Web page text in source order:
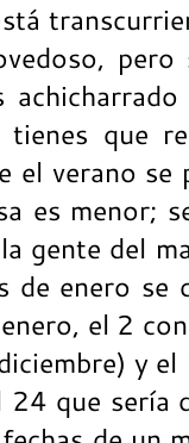
que
verano se
es menor;
gente del
de enero se
el 2
y
que sería